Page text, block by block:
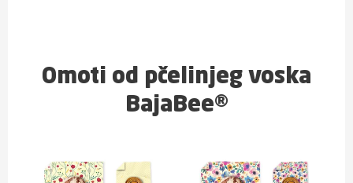
Omoti od pčelinjeg voska
BajaBee®